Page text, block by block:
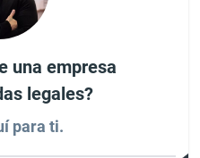
una empresa
legales?
para ti.